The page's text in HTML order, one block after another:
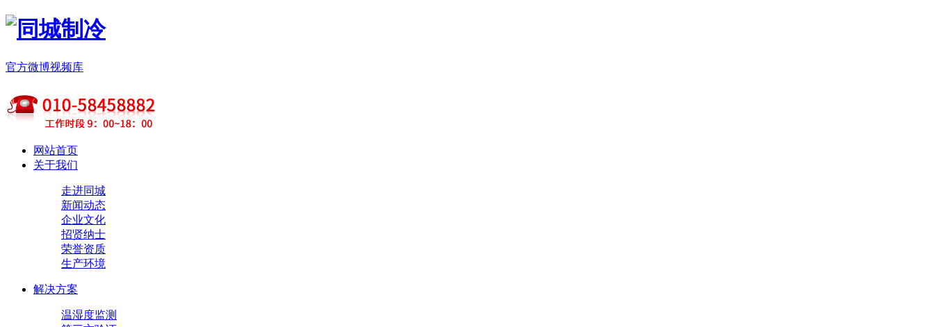
官方微博视频库
网站首页
关于我们
走进同城
新闻动态
企业文化
招贤纳士
荣誉资质
生产环境
解决方案
温湿度监测